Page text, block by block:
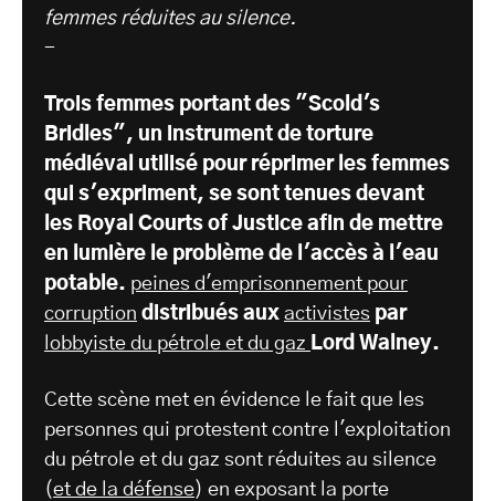
femmes réduites au silence.
-
Trois femmes portant des "Scold's
Bridles", un instrument de torture
médiéval utilisé pour réprimer les femmes
qui s'expriment, se sont tenues devant
les Royal Courts of Justice afin de mettre
en lumière le problème de l'accès à l'eau
potable. peines d'emprisonnement pour
corruption distribués aux activistes par
lobbyiste du pétrole et du gaz Lord Walney.
Cette scène met en évidence le fait que les
personnes qui protestent contre l'exploitation
du pétrole et du gaz sont réduites au silence
(et de la défense) en exposant la porte